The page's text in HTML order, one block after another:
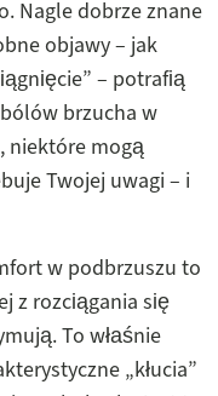
Nagle dobrze znane
objawy – jak
– potrafią
brzucha w
niektóre mogą
Twojej uwagi – i
w podbrzuszu to
z rozciągania się
To właśnie
„kłucia”